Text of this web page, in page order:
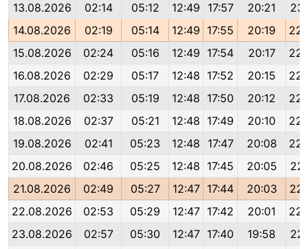
13.08.2026
02:14 05:12 12:49 17:57 20:21
14.08.2026
02:19 05:14 12:49 17:55 20:19
15.08.2026
02:24 05:16 12:49 17:54 20:17
16.08.2026
02:29 05:17 12:48 17:52 20:15
17.08.2026
02:33 05:19 12:48 17:50 20:12
18.08.2026
02:37 05:21 12:48 17:49 20:10
19.08.2026
02:41 05:23 12:48 17:47 20:08
20.08.2026
02:46 05:25 12:48 17:45 20:05
21.08.2026
02:49 05:27 12:47 17:44 20:03
22.08.2026
02:53 05:29 12:47 17:42 20:01
23.08.2026
02:57 05:30 12:47 17:40 19:58